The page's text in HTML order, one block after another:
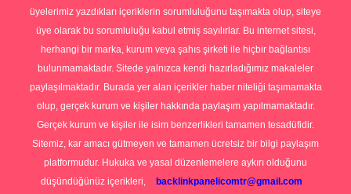
üyelerimiz yazdıkları içeriklerin sorumluluğunu taşımakta olup, siteye
üye olarak bu sorumluluğu kabul etmiş sayılırlar. Bu internet sitesi,
herhangi bir marka, kurum veya şahıs şirketi ile hiçbir bağlantısı
bulunmamaktadır. Sitede yalnızca kendi hazırladığımız makaleler
paylaşılmaktadır. Burada yer alan içerikler haber niteliği taşımamakta
olup, gerçek kurum ve kişiler hakkında paylaşım yapılmamaktadır.
Gerçek kurum ve kişiler ile isim benzerlikleri tamamen tesadüfidir.
Sitemiz, kar amacı gütmeyen ve tamamen ücretsiz bir bilgi paylaşım
platformudur. Hukuka ve yasal düzenlemelere aykırı olduğunu
düşündüğünüz içerikleri,
backlinkpanelicomtr@gmail.com